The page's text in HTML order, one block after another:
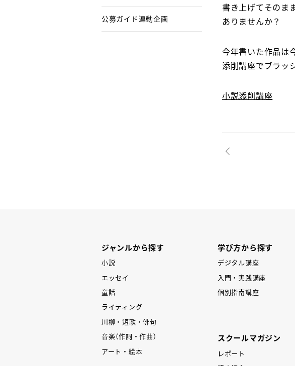
公募ガイド連動企画
書き上げてそのま
ありませんか？
今年書いた作品は
添削講座でブラッ
小説添削講座
ジャンルから探す
小説
エッセイ
童話
ライティング
川柳・短歌・俳句
音楽（作詞・作曲）
アート・絵本
学び方から探す
デジタル講座
入門・実践講座
個別指南講座
スクールマガジン
レポート